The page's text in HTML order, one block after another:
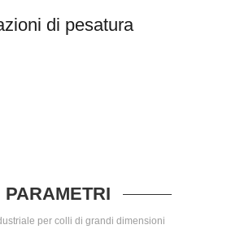
di pesatura
PARAMETRI
per colli di grandi dimensioni